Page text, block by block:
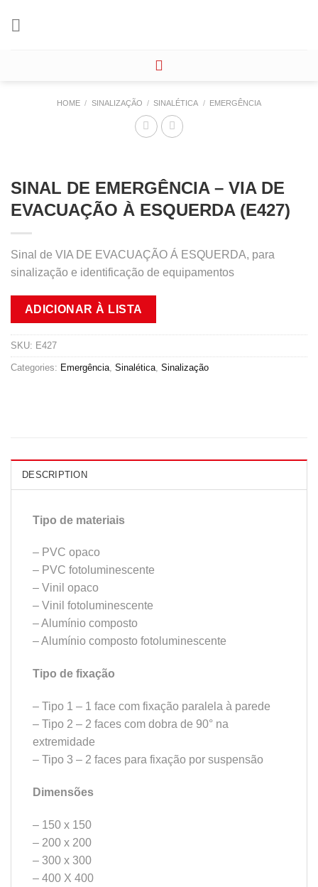
HOME / SINALIZAÇÃO / SINALÉTICA / EMERGÊNCIA
SINAL DE EMERGÊNCIA – VIA DE
EVACUAÇÃO À ESQUERDA (E427)
Sinal de VIA DE EVACUAÇÃO Á ESQUERDA, para
sinalização e identificação de equipamentos
ADICIONAR À LISTA
SKU: E427
Categories: Emergência Sinalética Sinalização
DESCRIPTION
Tipo de materiais
– PVC opaco
– PVC fotoluminescente
– Vinil opaco
– Vinil fotoluminescente
– Alumínio composto
– Alumínio composto fotoluminescente
Tipo de fixação
– Tipo 1 – 1 face com fixação paralela à parede
– Tipo 2 – 2 faces com dobra de 90° na
extremidade
– Tipo 3 – 2 faces para fixação por suspensão
Dimensões
– 150 x 150
– 200 x 200
– 300 x 300
– 400 X 400